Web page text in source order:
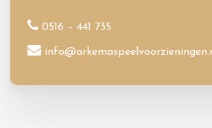
0516 – 441 735